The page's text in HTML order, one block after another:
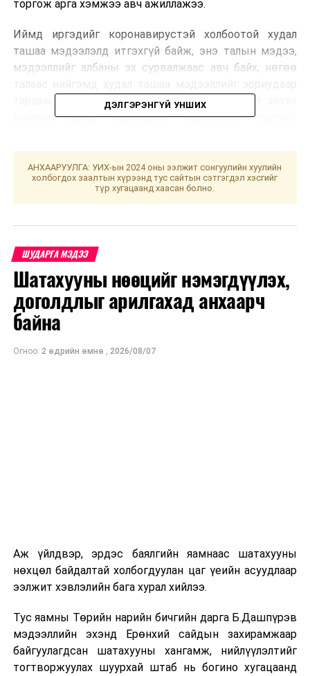
торгож арга хэмжээ авч ажиллажээ.
Иймд иргэдийг коронавирустэй холбоотой худал
ташаа мэдээлэлд итгэхгүй байж, энэ талын мэдээ,
мэдээллийг албаны эх сурвалжаас авч байх, нөгөө
тарааж, иргэд, олон нийтийг төөрөгдүүлвэл зохих
хуулийн дагуу хариуцлага хүлээлгэнэ гэдгийг
УНШСАН: 3531
Үс шинээр үргээлгэх буюу засуулахад тохиромжгүй
Монгол, Хятадын хилийн боомтуудаар зорчих иргэдийн
хөдөлгөөнд хийсэн хязгаарлалт
ДЭЛГЭРЭНГҮЙ УНШИХ
АНХААРУУЛГА: УИХ-ын 2024 оны ээлжит сонгуулийн хуулийн
холбогдох заалтын хүрээнд тус сайтын сэтгэгдэл хэсгийг
түр хугацаанд хаасан болно.
ШУДАРГА МЭДЭЭ
Шатахууны нөөцийг нэмэгдүүлэх,
доголдлыг арилгахад анхаарч
байна
Огноо: 2 өдрийн өмнө , 2026/08/07
Аж үйлдвэр, эрдэс баялгийн яамнаас шатахууны
нөхцөл байдалтай холбогдуулан цаг үеийн асуудлаар
ээлжит хэвлэлийн бага хурал хийлээ.
Тус яамны Төрийн нарийн бичгийн дарга Б.Дашпүрэв
мэдээллийн эхэнд Ерөнхий сайдын захирамжаар
байгуулагдсан шатахууны хангамж, нийлүүлэлтийг
тогтворжуулах шуурхай штаб нь богино хугацаанд